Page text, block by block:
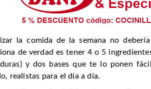
la comida de la semana no
de verdad es tener 4 o 5
y dos bases que te lo ponen
realistas para el día a día.